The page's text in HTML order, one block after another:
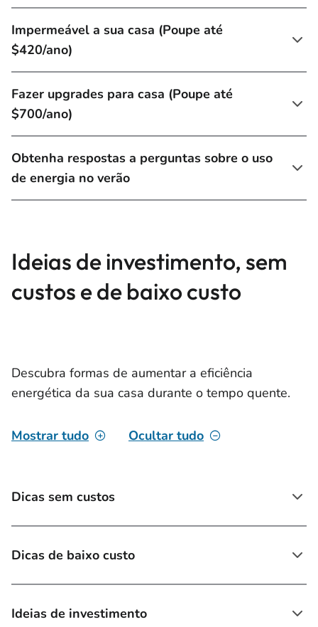
Impermeável a sua casa (Poupe até
$420/ano)
Fazer upgrades para casa (Poupe até
$700/ano)
Obtenha respostas a perguntas sobre o uso
de energia no verão
Ideias de investimento, sem
custos e de baixo custo
Descubra formas de aumentar a eficiência
energética da sua casa durante o tempo quente.
Mostrar tudo Ocultar tudo
Dicas sem custos
Dicas de baixo custo
Ideias de investimento